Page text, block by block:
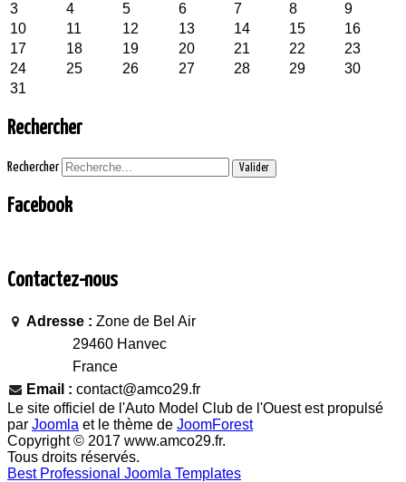
3
4 5 6 7 8
9
10
11 12 13 14 15
16
17
18 19 20 21 22
23
24
25 26 27 28 29
30
31
Rechercher
Rechercher Valider
Facebook
Contactez-nous
Adresse : Zone de Bel Air
29460 Hanvec
France
Email : contact@amco29.fr
Le site officiel de l'Auto Model Club de l'Ouest est propulsé
par Joomla et le thème de JoomForest
Copyright © 2017 www.amco29.fr.
Tous droits réservés.
Best Professional Joomla Templates